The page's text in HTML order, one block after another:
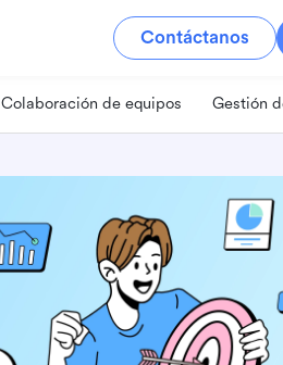
Contáctanos
Colaboración de equipos Gestión